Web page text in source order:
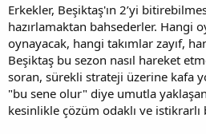
Erkekler, Beşiktaş'ın 2’yi
hazırlamaktan bahsederler. Hangi
oynayacak, hangi takımlar zayıf,
Beşiktaş bu sezon nasıl hareket
soran, sürekli strateji üzerine kafa
"bu sene olur" diye umutla
kesinlikle çözüm odaklı ve